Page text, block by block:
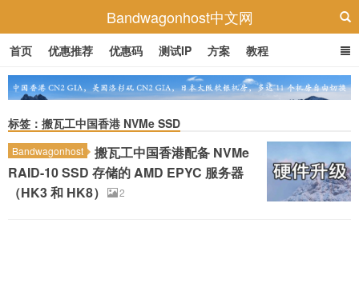
Bandwagonhost中文网
首页 优惠推荐 优惠码 测试IP 方案 教程
标签：搬瓦工中国香港 NVMe SSD
Bandwagonhost
搬瓦工中国香港配备 NVMe
RAID-10 SSD 存储的 AMD EPYC 服务器
（HK3 和 HK8）
2